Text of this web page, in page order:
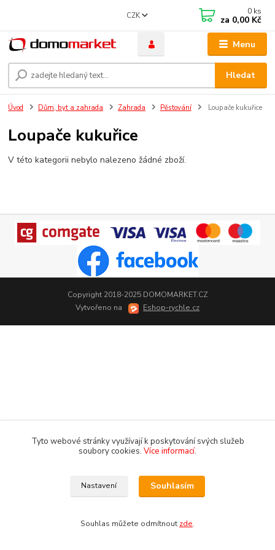
Menu
CZK
Hledat
0 ks
za 0,00 Kč
Úvod Dům, byt a zahrada Zahrada Pěstování Loupače kukuřice
Loupače kukuřice
V této kategorii nebylo nalezeno žádné zboží.
Copyright 2018-2025 DOMOMARKET.CZ
Vytvořeno na
Eshop-rychle.cz
Tyto webové stránky využívají k poskytování svých služeb
soubory cookies. Více informací.
Nastavení Souhlasím
Souhlas můžete odmítnout zde.